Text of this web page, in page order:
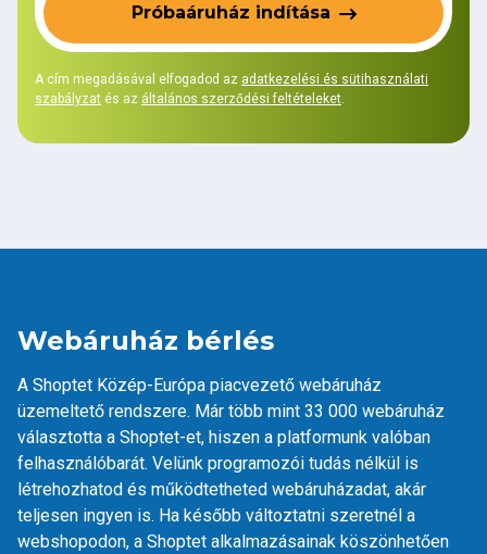
Próbaáruház indítása
A cím megadásával elfogadod az adatkezelési és sütihasználati
szabályzat és az általános szerződési feltételeket.
Webáruház bérlés
A Shoptet Közép-Európa piacvezető webáruház
üzemeltető rendszere. Már több mint 33 000 webáruház
választotta a Shoptet-et, hiszen a platformunk valóban
felhasználóbarát. Velünk programozói tudás nélkül is
létrehozhatod és működtetheted webáruházadat, akár
teljesen ingyen is. Ha később változtatni szeretnél a
webshopodon, a Shoptet alkalmazásainak köszönhetően